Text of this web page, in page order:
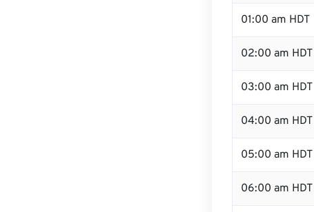
01:00 am HDT
02:00 am HDT
03:00 am HDT
04:00 am HDT
05:00 am HDT
06:00 am HDT